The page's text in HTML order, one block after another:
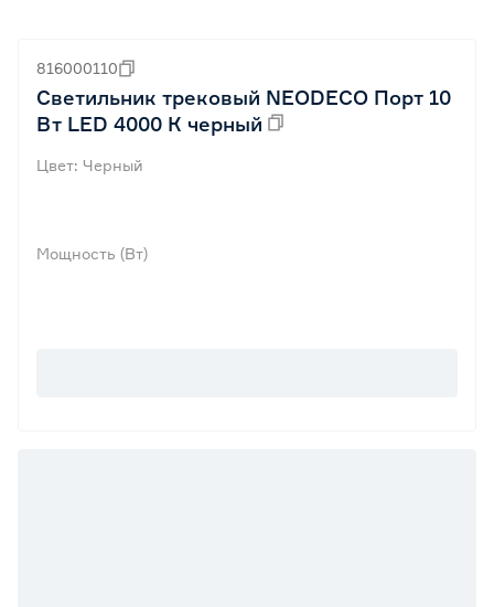
816000110
Светильник трековый NEODECO Порт 10
Вт LED 4000 К черный
Цвет: Черный
Мощность (Вт)